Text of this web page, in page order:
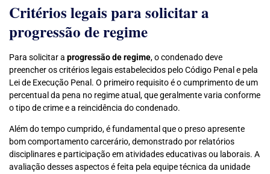
Critérios legais para solicitar a
progressão de regime
Para solicitar a progressão de regime, o condenado deve
preencher os critérios legais estabelecidos pelo Código Penal e pela
Lei de Execução Penal. O primeiro requisito é o cumprimento de um
percentual da pena no regime atual, que geralmente varia conforme
o tipo de crime e a reincidência do condenado.
Além do tempo cumprido, é fundamental que o preso apresente
bom comportamento carcerário, demonstrado por relatórios
disciplinares e participação em atividades educativas ou laborais. A
avaliação desses aspectos é feita pela equipe técnica da unidade